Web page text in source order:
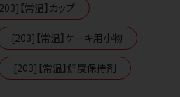
【常温】カップ
[203]【常温】ケーキ用小物
[203]【常温】鮮度保持剤